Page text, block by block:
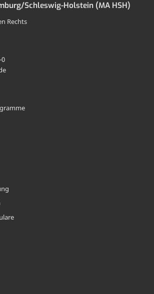
Schleswig-Holstein (MA HSH)
Rechts
0